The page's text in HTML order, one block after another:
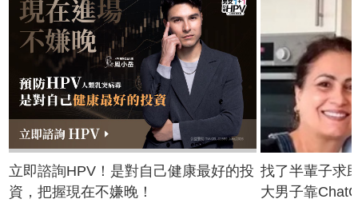
立即諮詢HPV！是對自己健康最好的投
資，把握現在不嫌晚！
找了半輩子求
大男子靠